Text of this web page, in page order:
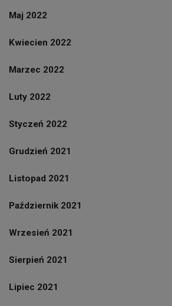
Maj 2022
Kwiecien 2022
Marzec 2022
Luty 2022
Styczeń 2022
Grudzień 2021
Listopad 2021
Październik 2021
Wrzesień 2021
Sierpień 2021
Lipiec 2021